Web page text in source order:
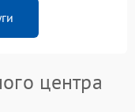
центра